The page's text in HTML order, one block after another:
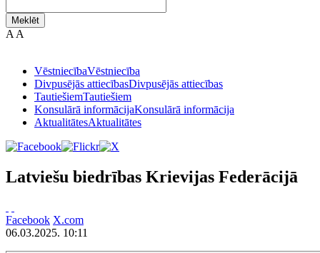
Meklēt
A A
VēstniecībaVēstniecība
Divpusējās attiecībasDivpusējās attiecības
TautiešiemTautiešiem
Konsulārā informācijaKonsulārā informācija
AktualitātesAktualitātes
Latviešu biedrības Krievijas Federācijā
Facebook X.com
06.03.2025. 10:11